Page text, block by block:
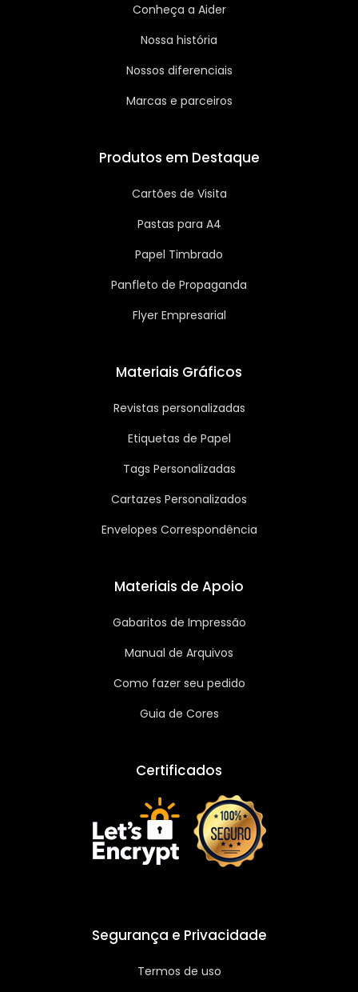
Conheça a Aider
Nossa história
Nossos diferenciais
Marcas e parceiros
Produtos em Destaque
Cartões de Visita
Pastas para A4
Papel Timbrado
Panfleto de Propaganda
Flyer Empresarial
Materiais Gráficos
Revistas personalizadas
Etiquetas de Papel
Tags Personalizadas
Cartazes Personalizados
Envelopes Correspondência
Materiais de Apoio
Gabaritos de Impressão
Manual de Arquivos
Como fazer seu pedido
Guia de Cores
Certificados
Segurança e Privacidade
Termos de uso